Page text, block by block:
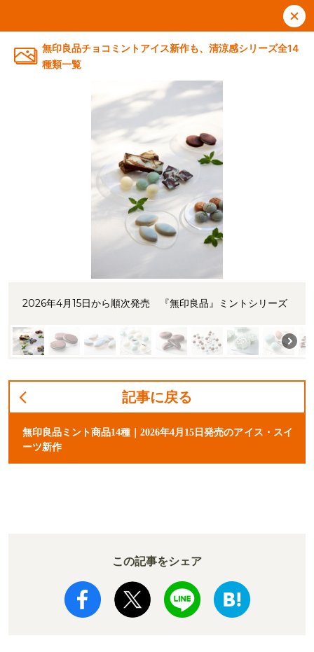
無印良品チョコミントアイス新作も、清涼感シリーズ全14
種類一覧
2026年4月15日から順次発売 『無印良品』ミントシリーズ
記事に戻る
無印良品ミント商品14種｜2026年4月15日発売のアイス・スイ
ーツ新作
この記事をシェア